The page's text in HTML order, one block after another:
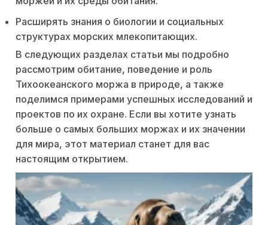
Расширять знания о биологии и социальных
структурах морских млекопитающих.
В следующих разделах статьи мы подробно
рассмотрим обитание, поведение и роль
Тихоокеанского моржа в природе, а также
поделимся примерами успешных исследований и
проектов по их охране. Если вы хотите узнать
больше о самых больших моржах и их значении
для мира, этот материал станет для вас
настоящим открытием.